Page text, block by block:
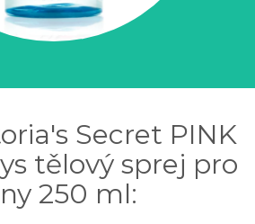
Secret PINK
tělový sprej pro
250 ml: